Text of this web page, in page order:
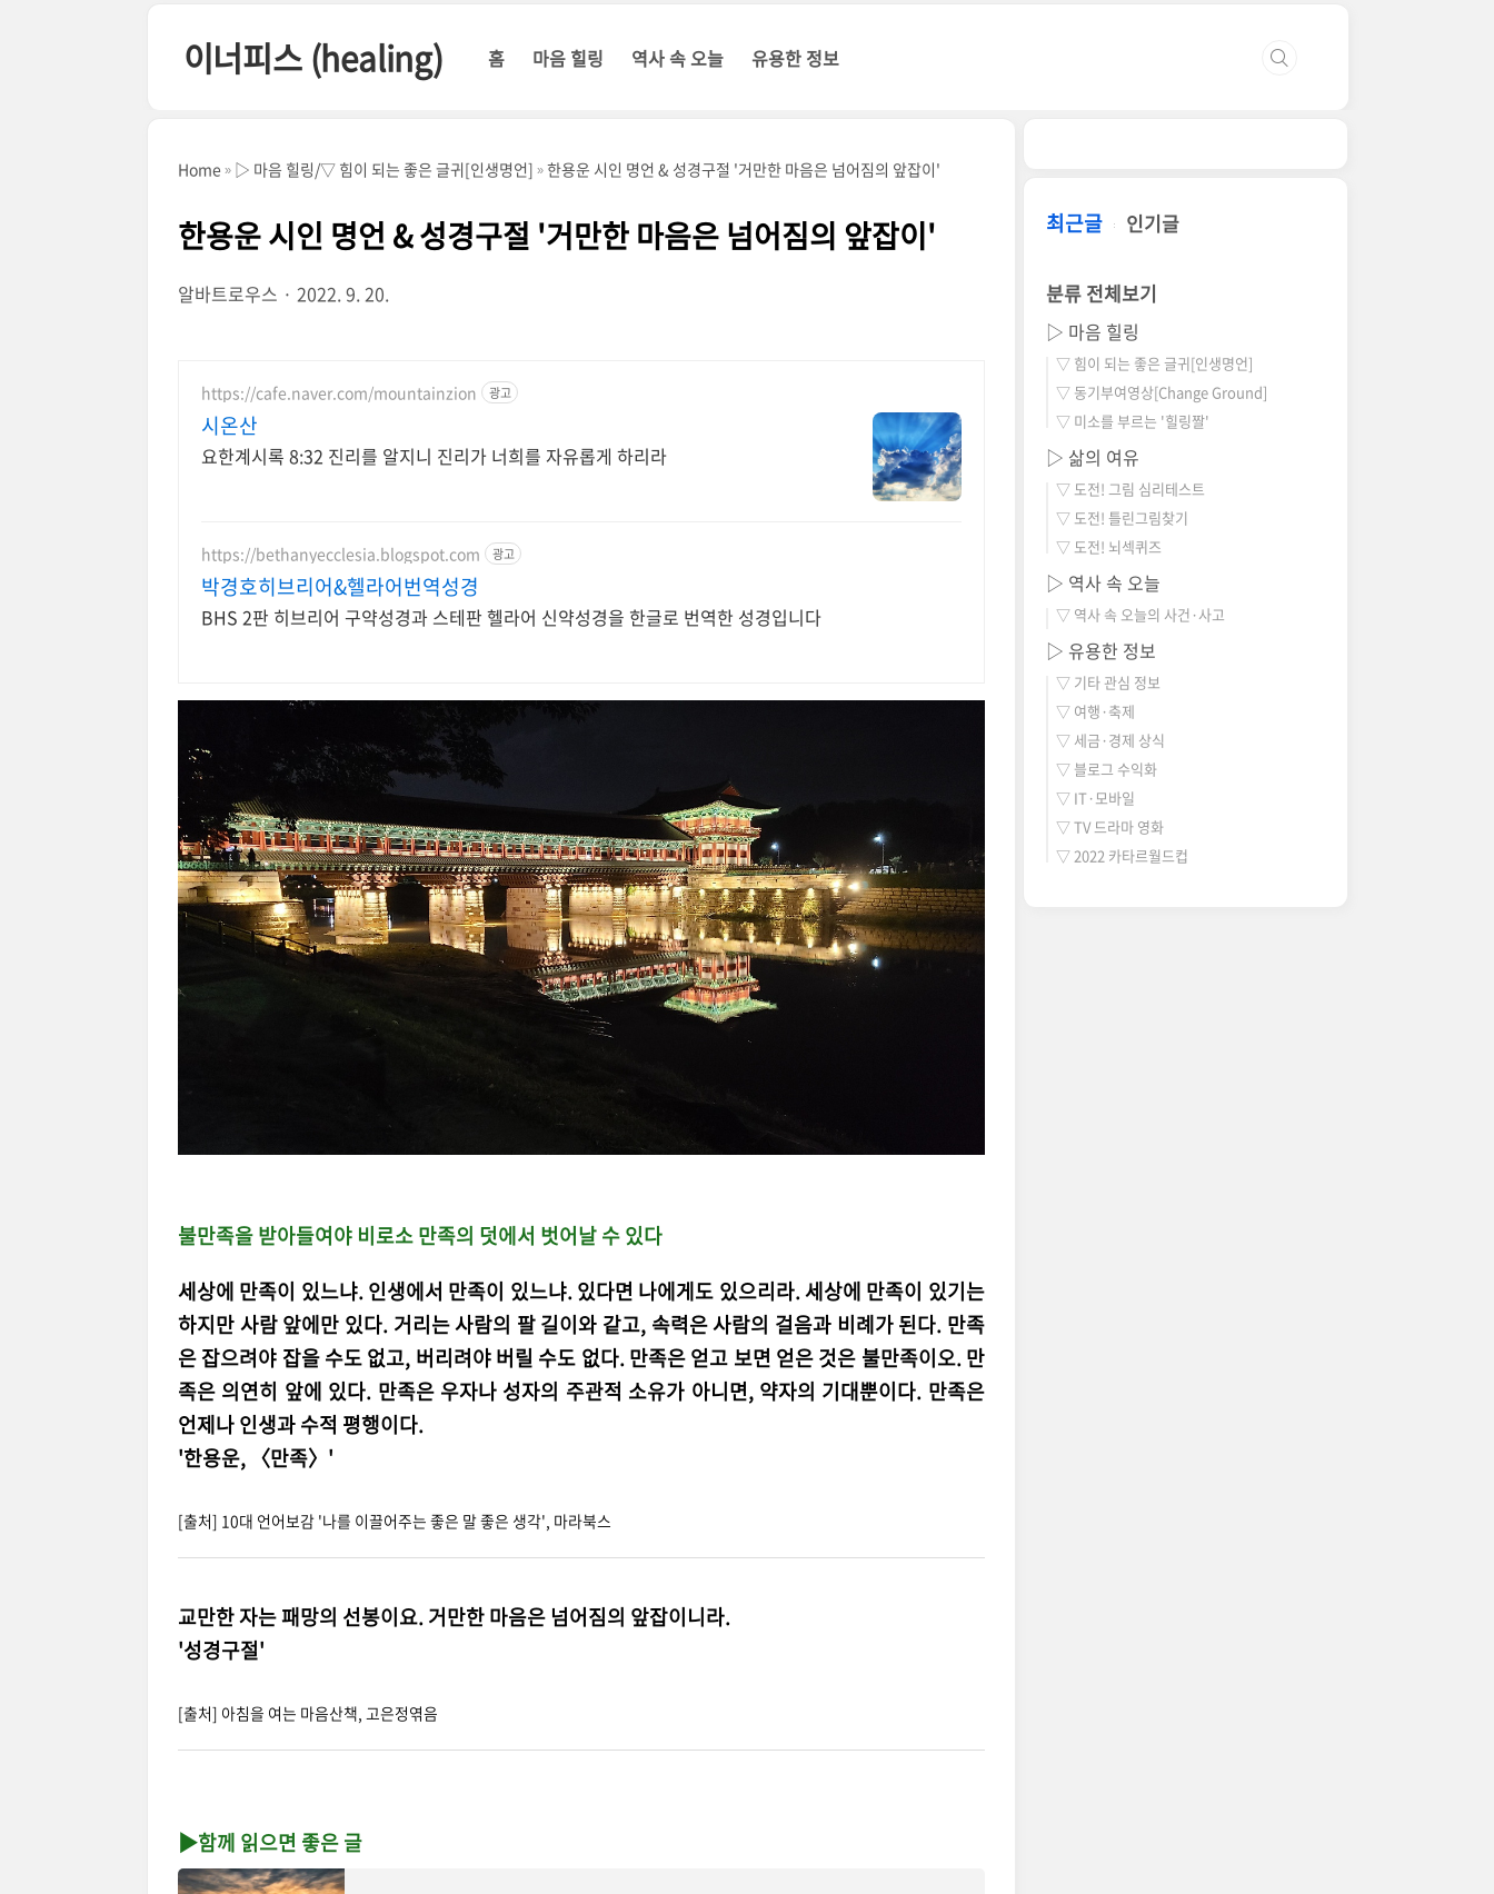
이너피스 (healing) 홈 마음 힐링 역사 속 오늘 유용한 정보
Home ▷ 마음 힐링/▽ 힘이 되는 좋은 글귀[인생명언] 한용운 시인 명언 & 성경구절 '거만한 마음은 넘어짐의 앞잡이'
한용운 시인 명언 & 성경구절 '거만한 마음은 넘어짐의 앞잡이'
알바트로우스 2022. 9. 20.
https://cafe.naver.com/mountainzion 광고
시온산
요한계시록 8:32 진리를 알지니 진리가 너희를 자유롭게 하리라
https://bethanyecclesia.blogspot.com 광고
박경호히브리어&헬라어번역성경
BHS 2판 히브리어 구약성경과 스테판 헬라어 신약성경을 한글로 번역한 성경입니다
불만족을 받아들여야 비로소 만족의 덧에서 벗어날 수 있다
세상에 만족이 있느냐. 인생에서 만족이 있느냐. 있다면 나에게도 있으리라. 세상에 만족이 있기는
하지만 사람 앞에만 있다. 거리는 사람의 팔 길이와 같고, 속력은 사람의 걸음과 비례가 된다. 만족
은 잡으려야 잡을 수도 없고, 버리려야 버릴 수도 없다. 만족은 얻고 보면 얻은 것은 불만족이오. 만
족은 의연히 앞에 있다. 만족은 우자나 성자의 주관적 소유가 아니면, 약자의 기대뿐이다. 만족은
언제나 인생과 수적 평행이다.
'한용운, 〈만족〉'
[출처] 10대 언어보감 '나를 이끌어주는 좋은 말 좋은 생각', 마라북스
교만한 자는 패망의 선봉이요.거만한 마음은 넘어짐의 앞잡이니라.
'성경구절'
[출처] 아침을 여는 마음산책, 고은정엮음
▶함께 읽으면 좋은 글
최근글 인기글
분류 전체보기
▷ 마음 힐링
▽ 힘이 되는 좋은 글귀[인생명언]
▽ 동기부여영상[Change Ground]
▽ 미소를 부르는 '힐링짤'
▷ 삶의 여유
▽ 도전! 그림 심리테스트
▽ 도전! 틀린그림찾기
▽ 도전! 뇌섹퀴즈
▷ 역사 속 오늘
▽ 역사 속 오늘의 사건·사고
▷ 유용한 정보
▽ 기타 관심 정보
▽ 여행·축제
▽ 세금·경제 상식
▽ 블로그 수익화
▽ IT·모바일
▽ TV 드라마 영화
▽ 2022 카타르월드컵